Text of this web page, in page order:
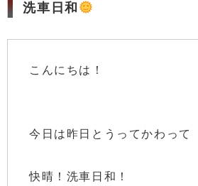
洗車日和
こんにちは！
今日は昨日とうってかわって
快晴！洗車日和！